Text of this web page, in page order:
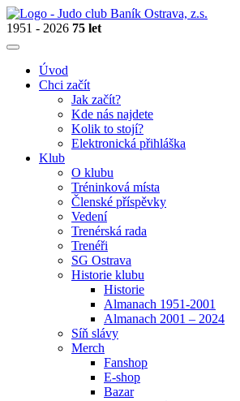
1951 - 2026 75 let
Úvod
Chci začít
Jak začít?
Kde nás najdete
Kolik to stojí?
Elektronická přihláška
Klub
O klubu
Tréninková místa
Členské příspěvky
Vedení
Trenérská rada
Trenéři
SG Ostrava
Historie klubu
Historie
Almanach 1951-2001
Almanach 2001 – 2024
Síň slávy
Merch
Fanshop
E-shop
Bazar